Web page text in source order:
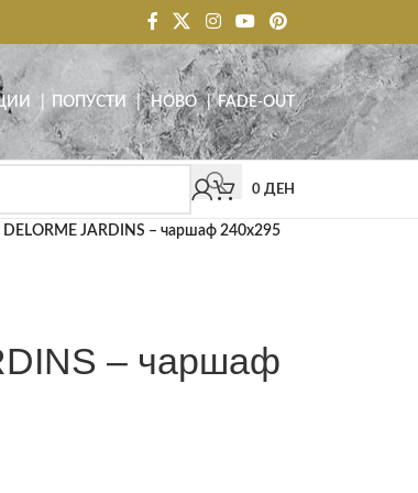
| ПОПУСТИ |НОВО|FADE-OUT
0 ДЕН
DELORME JARDINS – чаршаф 240х295
– чаршаф